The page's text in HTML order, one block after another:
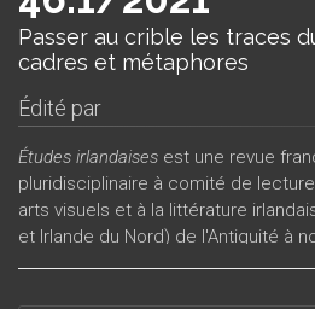
Passer au crible les traces
cadres et métaphores
Édité par
Études irlandaises est une revue
pluridisciplinaire à comité de
arts visuels et à la littérature
et Irlande du Nord) de l'Antiquité à
publiés en français, en anglais ou